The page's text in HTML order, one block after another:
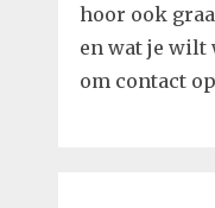
hoor ook
en wat je wilt
om contact